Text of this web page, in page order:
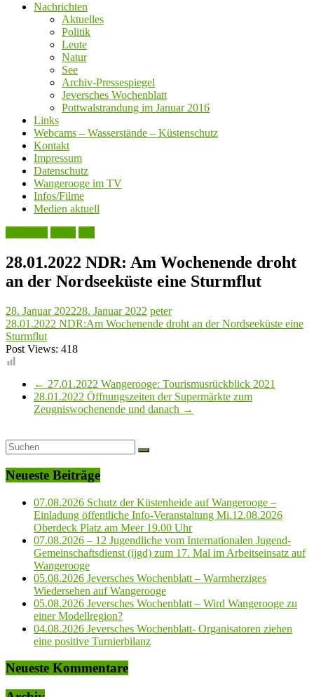
Nachrichten
Aktuelles
Politik
Leute
Natur
See
Archiv-Pressespiegel
Jeversches Wochenblatt
Pottwalstrandung im Januar 2016
Links
Webcams – Wasserstände – Küstenschutz
Kontakt
Impressum
Datenschutz
Wangerooge im TV
Infos/Filme
Medien aktuell
28.01.2022 NDR: Am Wochenende droht
an der Nordseeküste eine Sturmflut
28. Januar 202228. Januar 2022 peter
28.01.2022 NDR:Am Wochenende droht an der Nordseeküste eine
Sturmflut
Post Views: 418
← 27.01.2022 Wangerooge: Tourismusrückblick 2021
28.01.2022 Öffnungszeiten der Supermärkte zum
Zeugniswochenende und danach →
Neueste Beiträge
07.08.2026 Schutz der Küstenheide auf Wangerooge –
Einladung öffentliche Info-Veranstaltung Mi.12.08.2026
Oberdeck Platz am Meer 19.00 Uhr
07.08.2026 – 12 Jugendliche vom Internationalen Jugend-
Gemeinschaftsdienst (ijgd) zum 17. Mal im Arbeitseinsatz auf
Wangerooge
05.08.2026 Jeversches Wochenblatt – Warmherziges
Wiedersehen auf Wangerooge
05.08.2026 Jeversches Wochenblatt – Wird Wangerooge zu
einer Modellregion?
04.08.2026 Jeversches Wochenblatt- Organisatoren ziehen
eine positive Turnierbilanz
Neueste Kommentare